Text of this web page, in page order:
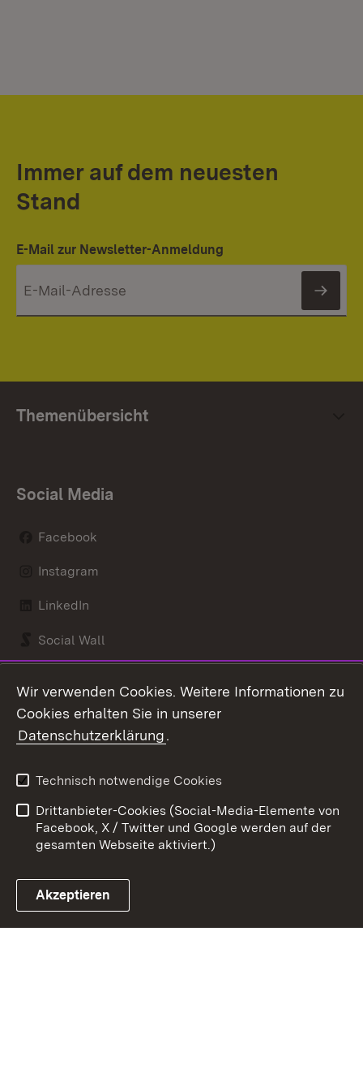
Immer auf dem neuesten
Stand
E-Mail zur Newsletter-Anmeldung
Themenübersicht
Social Media
Facebook
Instagram
LinkedIn
Social Wall
Link zum Landesportal
Kontakt
Barrierefreiheit
Impressum
Cookies
Wir verwenden Cookies. Weitere Informationen zu
Cookies erhalten Sie in unserer
Datenschutzerklärung.
Technisch notwendige Cookies
Drittanbieter-Cookies (Social-Media-Elemente von
Facebook, X / Twitter und Google werden auf der
gesamten Webseite aktiviert.)
Akzeptieren